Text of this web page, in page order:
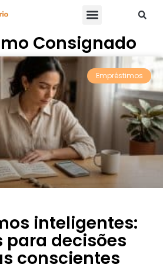
Consignado
Empréstimos
inteligentes:
decisões
conscientes